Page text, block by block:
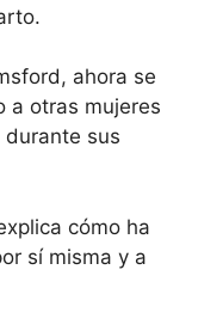
ahora se
a otras mujeres
durante sus
cómo ha
sí misma y a